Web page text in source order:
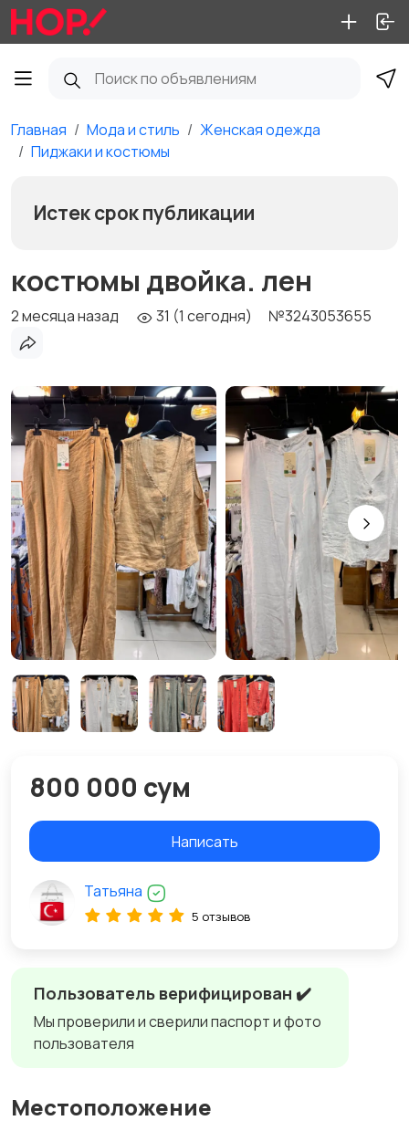
Главная Мода и стиль
Женская одежда
Пиджаки и костюмы
Истек срок публикации
костюмы двойка. лен
2 месяца назад 31 (1 сегодня) №3243053655
Пользователь верифицирован ✔️
Мы проверили и сверили паспорт и фото
пользователя
Местоположение
800 000 сум
Написать
Татьяна
5 отзывов